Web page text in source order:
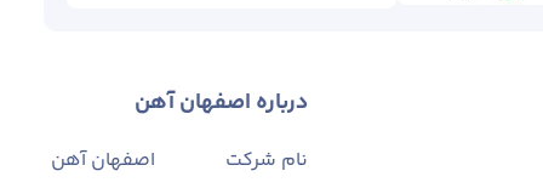
درباره اصفهان آهن
نام شرکت اصفهان آهن